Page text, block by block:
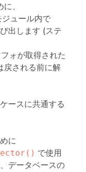
、
ジュール内で
出します (ステ
ォが取得された
戻される前に解
ースに共通する
に
で使用
データベースの